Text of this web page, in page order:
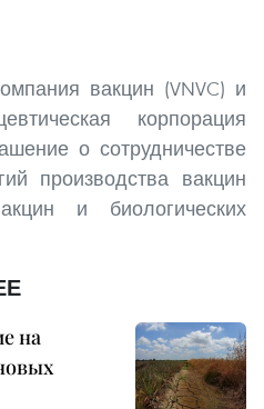
вакцин (VNVC) и
корпорация
о сотрудничестве
производства вакцин
и биологических
на